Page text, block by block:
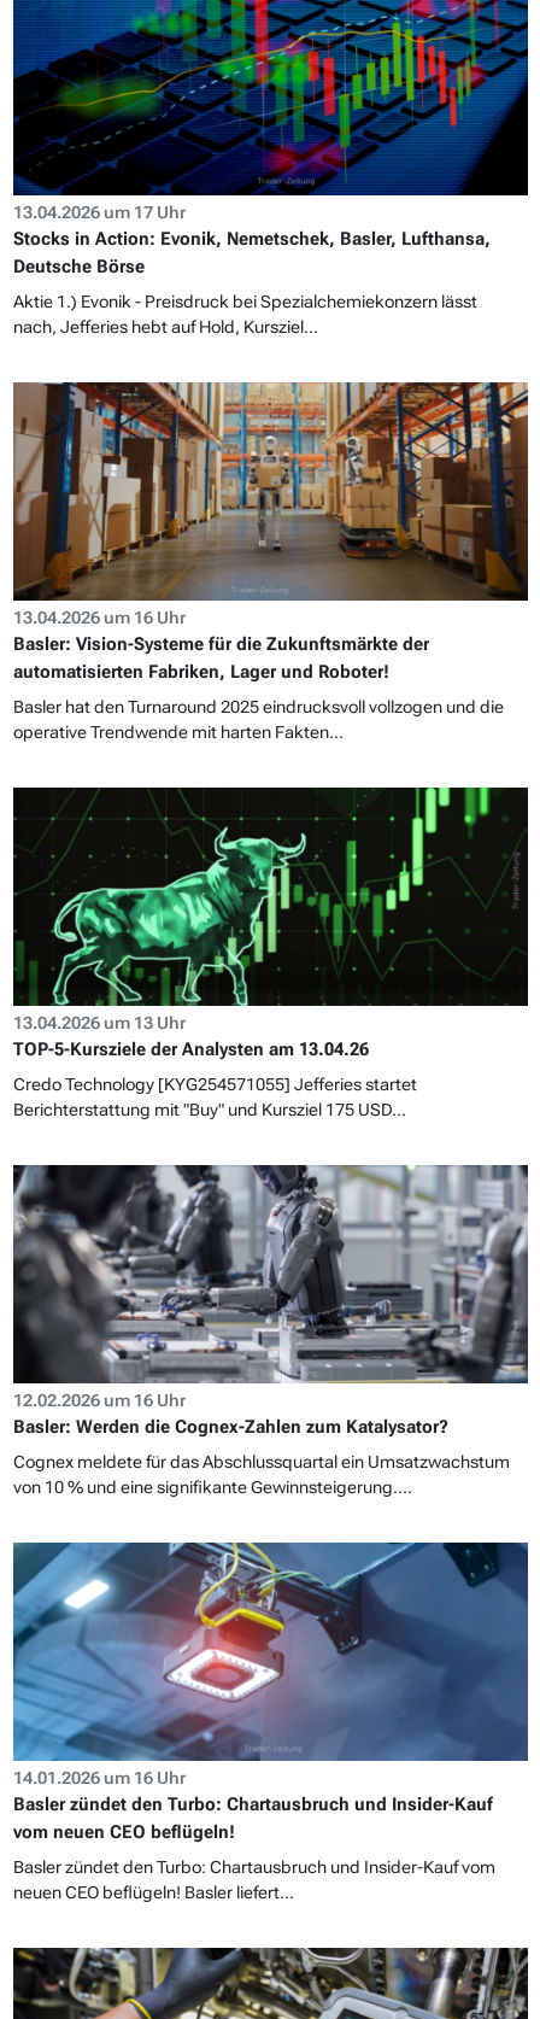
13.04.2026 um 17 Uhr
Stocks in Action: Evonik, Nemetschek, Basler, Lufthansa,
Deutsche Börse
Aktie 1.) Evonik - Preisdruck bei Spezialchemiekonzern lässt
nach, Jefferies hebt auf Hold, Kursziel...
13.04.2026 um 16 Uhr
Basler: Vision-Systeme für die Zukunftsmärkte der
automatisierten Fabriken, Lager und Roboter!
Basler hat den Turnaround 2025 eindrucksvoll vollzogen und die
operative Trendwende mit harten Fakten...
13.04.2026 um 13 Uhr
TOP-5-Kursziele der Analysten am 13.04.26
Credo Technology [KYG254571055] Jefferies startet
Berichterstattung mit "Buy" und Kursziel 175 USD...
12.02.2026 um 16 Uhr
Basler: Werden die Cognex-Zahlen zum Katalysator?
Cognex meldete für das Abschlussquartal ein Umsatzwachstum
von 10 % und eine signifikante Gewinnsteigerung....
14.01.2026 um 16 Uhr
Basler zündet den Turbo: Chartausbruch und Insider-Kauf
vom neuen CEO beflügeln!
Basler zündet den Turbo: Chartausbruch und Insider-Kauf vom
neuen CEO beflügeln! Basler liefert...